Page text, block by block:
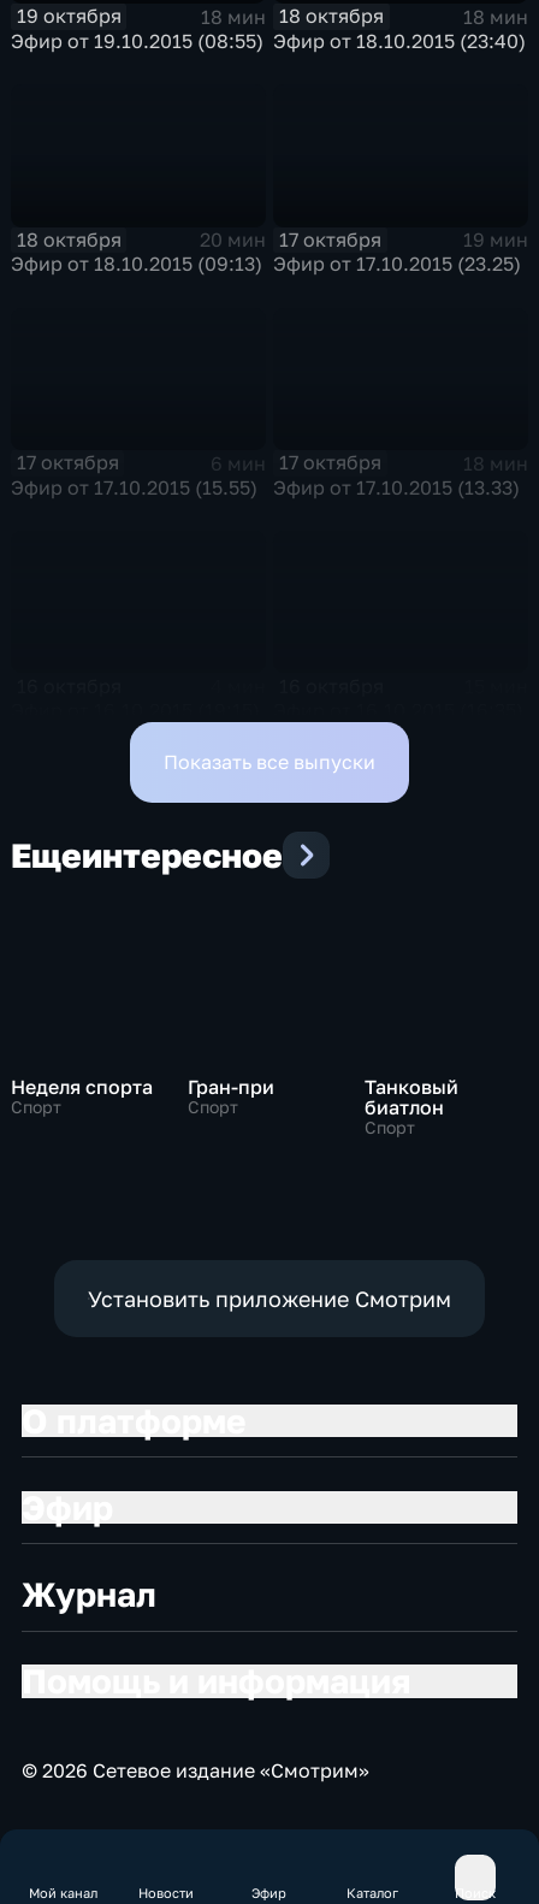
Мой канал Новости Эфир Каталог Поиск
19 октября
18 мин
Эфир от 19.10.2015 (08:55)
18 октября
18 мин
Эфир от 18.10.2015 (23:40)
18 октября
20 мин
Эфир от 18.10.2015 (09:13)
17 октября
19 мин
Эфир от 17.10.2015 (23.25)
17 октября
6 мин
Эфир от 17.10.2015 (15.55)
17 октября
18 мин
Эфир от 17.10.2015 (13.33)
Показать все выпуски
Ещеинтересное
Неделя спорта
Спорт
Гран-при
Спорт
Танковый
биатлон
Спорт
Установить приложение Смотрим
Журнал
© 2026 Сетевое издание «Смотрим»